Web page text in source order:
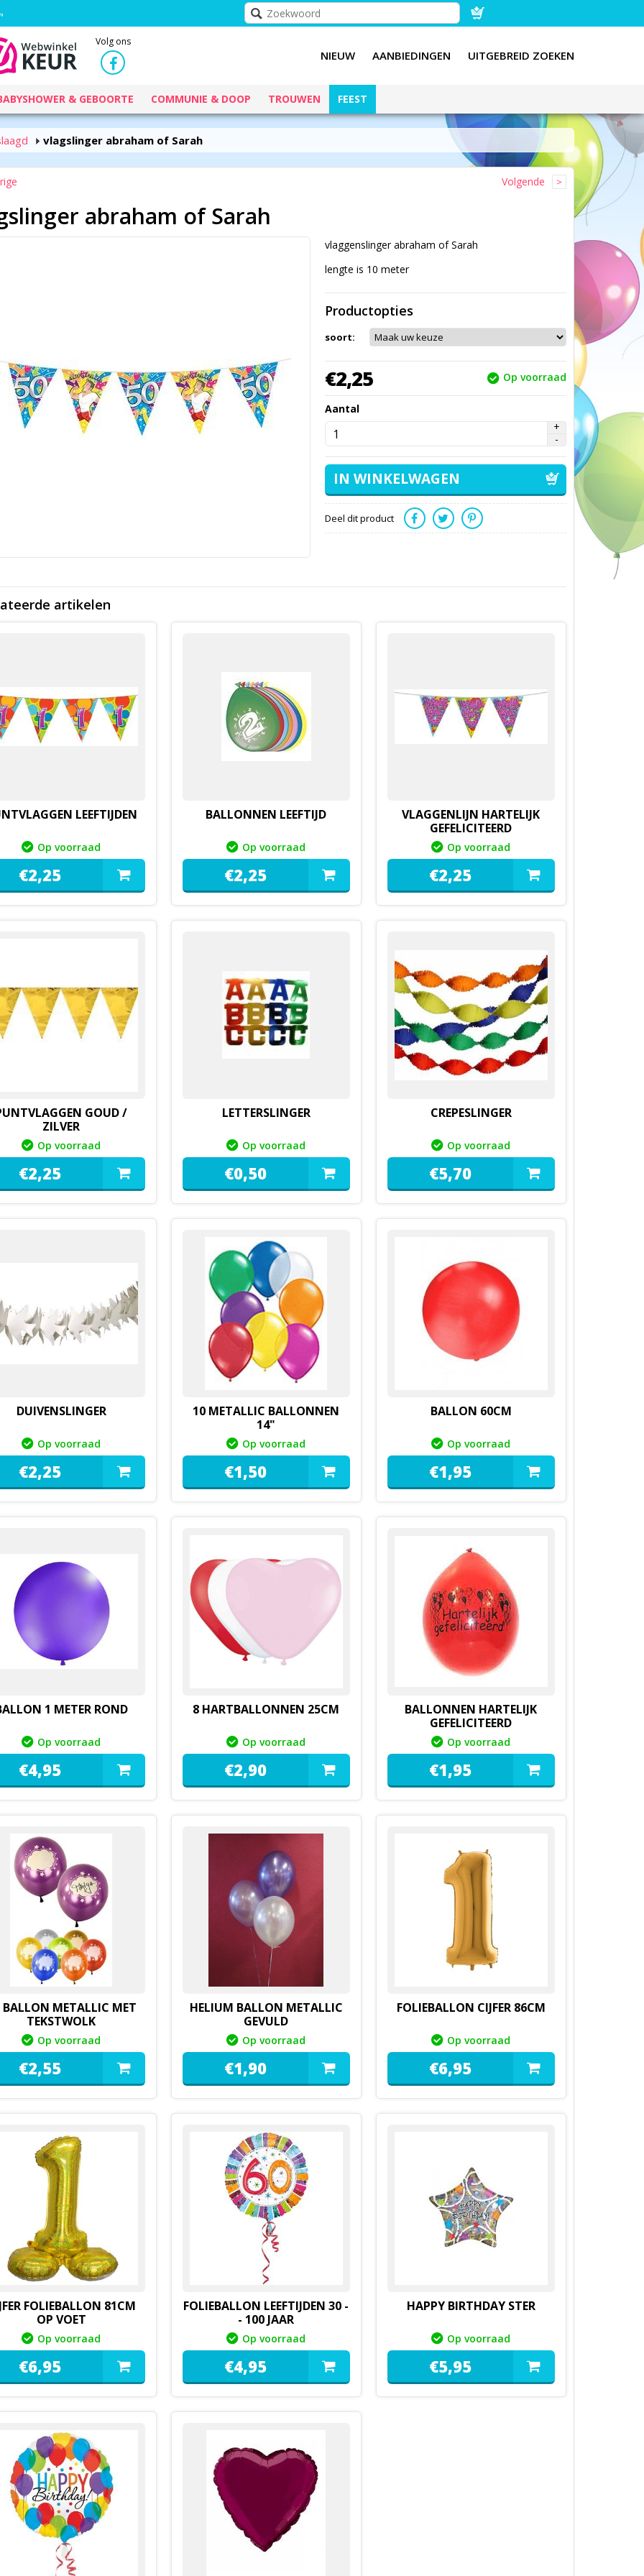
Volg ons
NIEUW AANBIEDINGEN UITGEBREID ZOEKEN
& GEBOORTE COMMUNIE & DOOP TROUWEN FEEST
vlagslinger abraham of Sarah
Volgende
abraham of Sarah
vlaggenslinger abraham of Sarah
lengte is 10 meter
Productopties
soort:
€2,25 Op voorraad
Aantal
Deel dit product
artikelen
LEEFTIJDEN
Op voorraad
€2,25
BALLONNEN LEEFTIJD
Op voorraad
€2,25
VLAGGENLIJN HARTELIJK
GEFELICITEERD
Op voorraad
€2,25
GOUD /
ZILVER
Op voorraad
€2,25
LETTERSLINGER
Op voorraad
€0,50
CREPESLINGER
Op voorraad
€5,70
DUIVENSLINGER
Op voorraad
€2,25
10 METALLIC BALLONNEN
14"
Op voorraad
€1,50
BALLON 60CM
Op voorraad
€1,95
1 METER ROND
Op voorraad
€4,95
8 HARTBALLONNEN 25CM
Op voorraad
€2,90
BALLONNEN HARTELIJK
GEFELICITEERD
Op voorraad
€1,95
BALLON METALLIC MET
TEKSTWOLK
Op voorraad
€2,55
HELIUM BALLON METALLIC
GEVULD
Op voorraad
€1,90
FOLIEBALLON CIJFER 86CM
Op voorraad
€6,95
FOLIEBALLON 81CM
OP VOET
Op voorraad
€6,95
FOLIEBALLON LEEFTIJDEN 30 -
- 100 JAAR
Op voorraad
€4,95
HAPPY BIRTHDAY STER
Op voorraad
€5,95